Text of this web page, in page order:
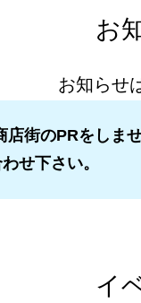
お
お知らせ
街のPRをしま
せ下さい。
イ